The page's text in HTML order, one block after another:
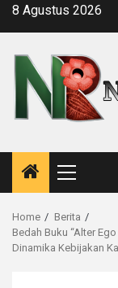
Skip8 Agustus 2026
Primary
Menu
Home
Berita
Bedah Buku “Alter
Dinamika Kebijakan